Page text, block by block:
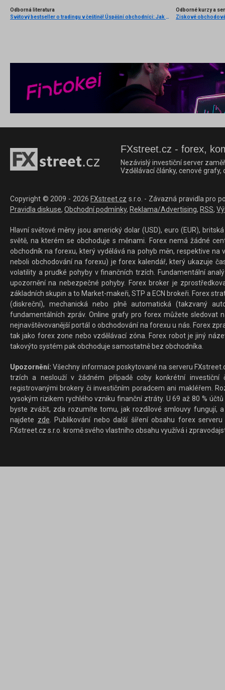
Odborná literatura
Světový bestseller o tradingu v češtině! Úspěšní obchodníci: Jak běžní lidé porážejí Wall Street v jeho vlastní hře
Odborné kurzy a
FXstreet.cz - forex,
Nezávislý investiční server
Vzdělávací články, cenové
Copyright © 2009 - 2026 FXstreet.cz s.r.o. - Závazná pravidla pro
Pravidla diskuse, Obchodní podmínky, Reklama/Advertising, RSS,
Hlavní světové měny jsou americký dolar (USD), euro (EUR),
světě, na kterém se obchoduje s měnami. Forex nemá žádné
obchodník na forexu, který vydělává na pohyb měn, respektive
neboli obchodování na forexu) je forex kalendář, který ukazuje
volatility a prudké pohyby v finančních trzích. Fundamentální
upozornění na nebezpečné pohyby. Forex broker je
základních skupin a to Market-makeři, STP a ECN brokeři. Forex
(diskreční), mechanická nebo plně automatická (takzvaný
fundamentálních zpráv. Online grafy pro forex můžete sledovat
nejnavštěvovanější portál o obchodování na forexu u nás. Forex
tak jako forex zone nebo vzdělávací zóna. Forex robot je jiný
takovýto systém pak obchoduje samostatně bez obchodníka.
Upozornění: Všechny informace poskytované na serveru
trzích a neslouží v žádném případě coby konkrétní investiční
registrovanými brokery či investičním poradcem ani makléřem.
vysokým rizikem rychlého vzniku finanční ztráty. U 69 až 80 %
byste zvážit, zda rozumíte tomu, jak rozdílové smlouvy fungují,
najdete zde. Publikování nebo další šíření obsahu forex
FXstreet.cz s.r.o. kromě svého vlastního obsahu využívá i